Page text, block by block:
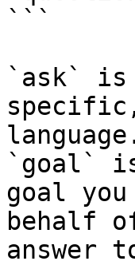
```
`ask` is
`goal`
goal
behalf
answer